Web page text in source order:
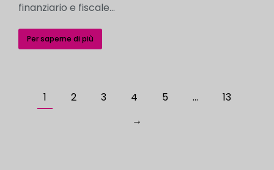
finanziario e fiscale...
Per saperne di più
1 2 3 4 5 …
13
→